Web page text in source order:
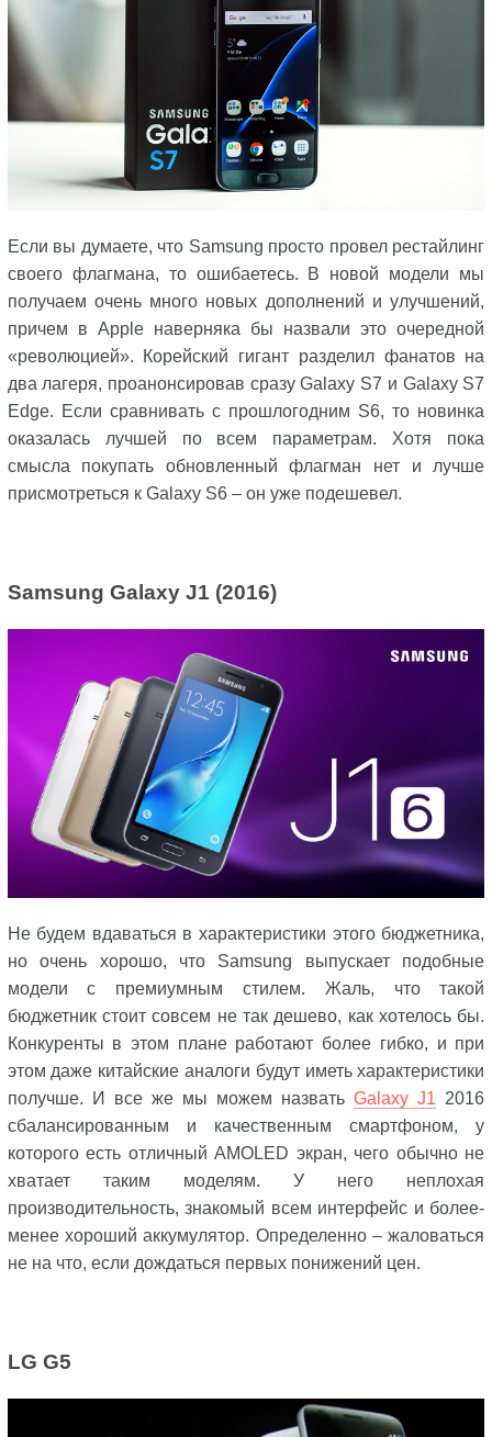
Если вы думаете, что Samsung просто провел рестайлинг
своего флагмана, то ошибаетесь. В новой модели мы
получаем очень много новых дополнений и улучшений,
причем в Apple наверняка бы назвали это очередной
«революцией». Корейский гигант разделил фанатов на
два лагеря, проанонсировав сразу Galaxy S7 и Galaxy S7
Edge. Если сравнивать с прошлогодним S6, то новинка
оказалась лучшей по всем параметрам. Хотя пока
смысла покупать обновленный флагман нет и лучше
присмотреться к Galaxy S6 – он уже подешевел.
Samsung Galaxy J1 (2016)
Не будем вдаваться в характеристики этого бюджетника,
но очень хорошо, что Samsung выпускает подобные
модели с премиумным стилем. Жаль, что такой
бюджетник стоит совсем не так дешево, как хотелось бы.
Конкуренты в этом плане работают более гибко, и при
этом даже китайские аналоги будут иметь характеристики
получше. И все же мы можем назватьGalaxy J1 2016
сбалансированным и качественным смартфоном, у
которого есть отличный AMOLED экран, чего обычно не
хватает таким моделям. У него неплохая
производительность, знакомый всем интерфейс и более-
менее хороший аккумулятор. Определенно – жаловаться
не на что, если дождаться первых понижений цен.
LG G5